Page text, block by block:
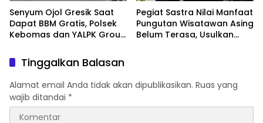
Senyum Ojol Gresik Saat
Dapat BBM Gratis, Polsek
Kebomas dan YALPK Group
Pegiat Sastra Nilai Manfaat
Pungutan Wisatawan Asing
Belum Terasa, Usulkan
Tinggalkan Balasan
Alamat email Anda tidak akan dipublikasikan. Ruas yang
wajib ditandai *